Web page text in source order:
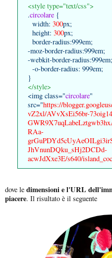
<style type="text/css">
.circolare {
width: 300px;
height: 300px;
border-radius:999em;
-moz-border-radius:999em;
-webkit-border-radius:999em;
-o-border-radius: 999em;
}
</style>
<img class="circolare"
src="https://
vZ2xl/AVvXsEi56br-
RAa-
JhVnunDQku_sHj2DCDd-
acwJdXxe3E/s640/
dove le dimensioni e l'URL
piacere. Il risultato è il seguente